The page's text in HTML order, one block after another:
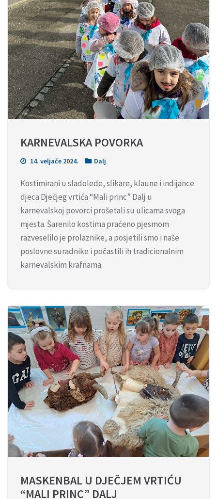
KARNEVALSKA POVORKA
14. veljače 2024. Dalj
Kostimirani u sladolede, slikare, klaune i indijance
djeca Dječjeg vrtića “Mali princ” Dalj u
karnevalskoj povorci prošetali su ulicama svoga
mjesta. Šarenilo kostima praćeno pjesmom
razveselilo je prolaznike, a posjetili smo i naše
poslovne suradnike i počastili ih tradicionalnim
karnevalskim krafnama.
MASKENBAL U DJEČJEM VRTIĆU
“MALI PRINC” DALJ